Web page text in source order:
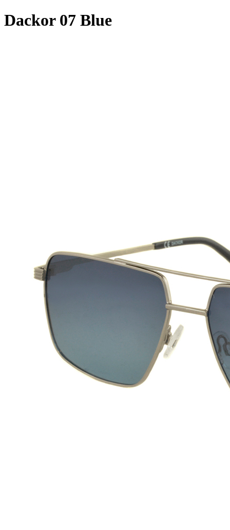
Dackor 07 Blue